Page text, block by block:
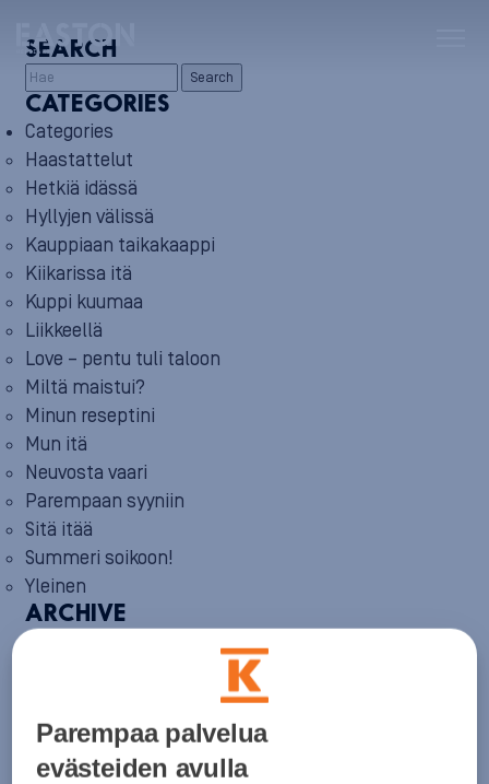
SEARCH
Search
CATEGORIES
Categories
Haastattelut
Hetkiä idässä
Hyllyjen välissä
Kauppiaan taikakaappi
Kiikarissa itä
Kuppi kuumaa
Liikkeellä
Love – pentu tuli taloon
Miltä maistui?
Minun reseptini
Mun itä
Neuvosta vaari
Parempaan syyniin
Sitä itää
Summeri soikoon!
Yleinen
ARCHIVE
April 2026(9)
March 2026 (8)
February 2026(5)
Parempaa palvelua
evästeiden avulla